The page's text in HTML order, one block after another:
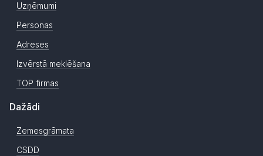
Uzņēmumi
Personas
Adreses
Izvērstā meklēšana
TOP firmas
Dažādi
Zemesgrāmata
CSDD